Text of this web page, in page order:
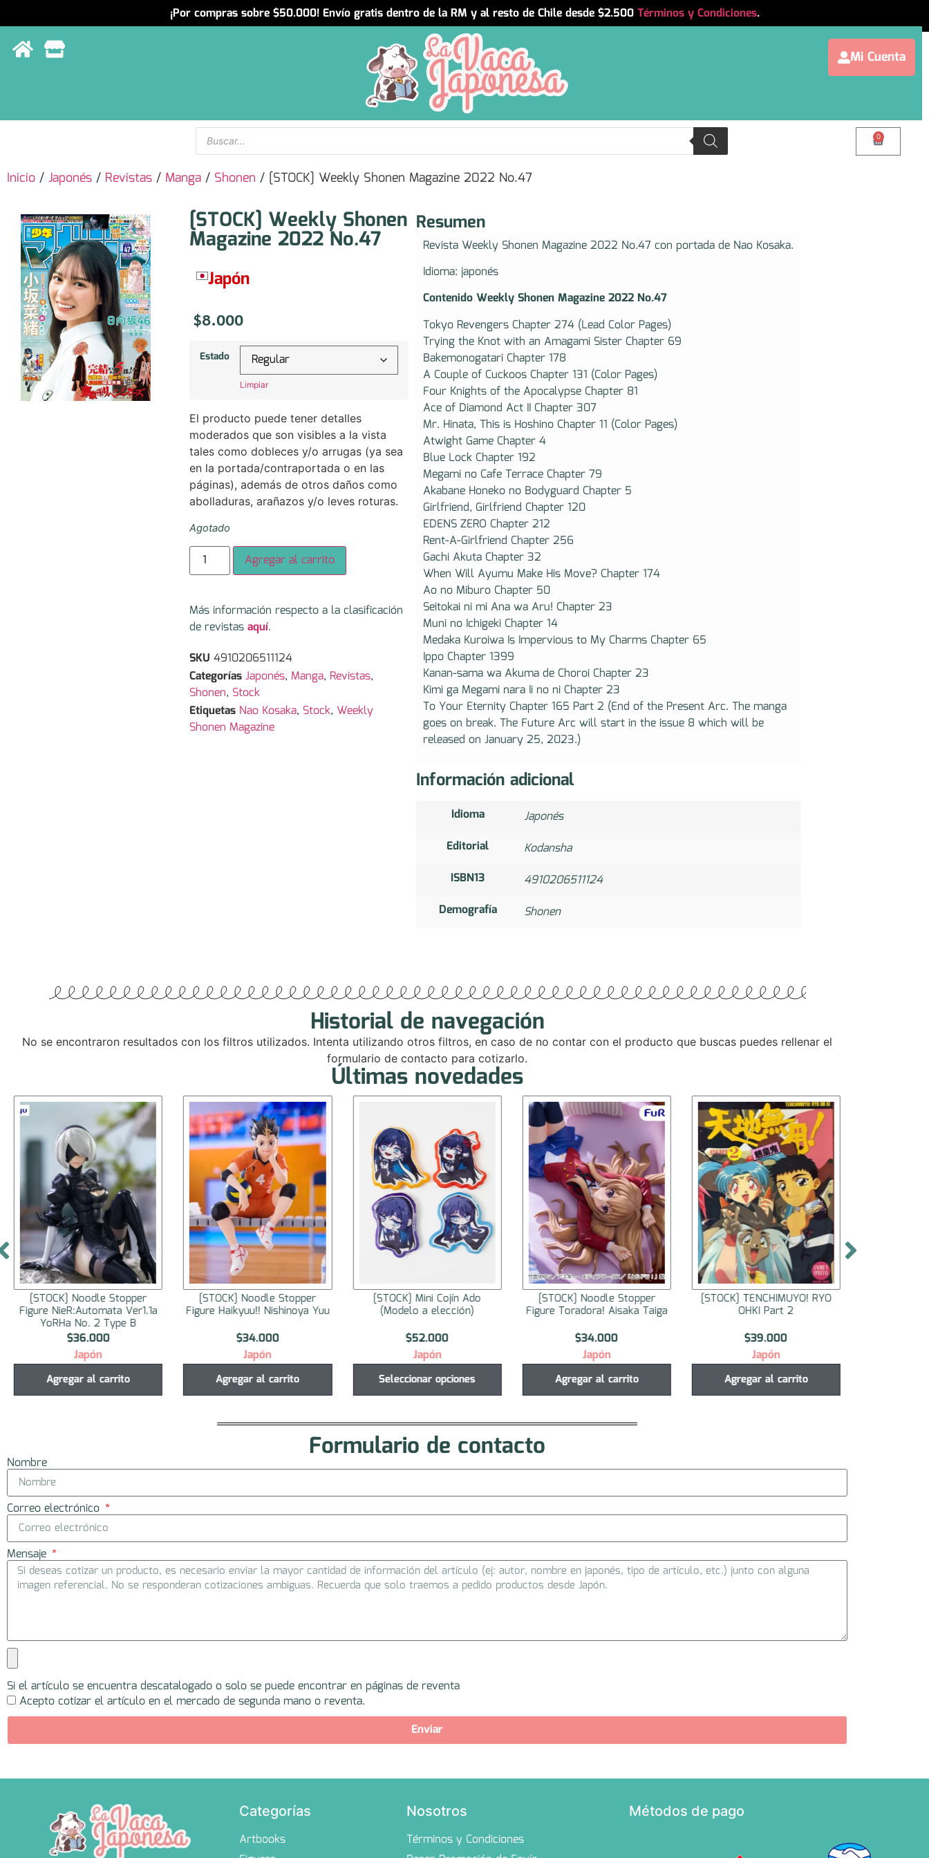
¡Por compras sobre $50.000! Envío gratis dentro de la RM y al resto de Chile desde $2.500 Términos y Condiciones.
Mi Cuenta
0
Inicio / Japonés / Revistas / Manga / Shonen / [STOCK] Weekly Shonen Magazine 2022 No.47
[STOCK] Weekly Shonen
Magazine 2022 No.47
Japón
$8.000
Estado
Limpiar
El producto puede tener detalles
moderados que son visibles a la vista
tales como dobleces y/o arrugas (ya sea
en la portada/contraportada o en las
páginas), además de otros daños como
abolladuras, arañazos y/o leves roturas.
Agotado
Agregar al carrito
Más información respecto a la clasificación
de revistas aquí.
SKU4910206511124
Categorías Japonés, Manga, Revistas,
Shonen, Stock
Etiquetas Nao Kosaka, Stock, Weekly
Shonen Magazine
Resumen
Revista Weekly Shonen Magazine 2022 No.47 con portada de Nao Kosaka.
Idioma: japonés
Contenido Weekly Shonen Magazine 2022 No.47
Tokyo Revengers Chapter 274 (Lead Color Pages)
Trying the Knot with an Amagami Sister Chapter 69
Bakemonogatari Chapter 178
A Couple of Cuckoos Chapter 131 (Color Pages)
Four Knights of the Apocalypse Chapter 81
Ace of Diamond Act II Chapter 307
Mr. Hinata, This is Hoshino Chapter 11 (Color Pages)
Atwight Game Chapter 4
Blue Lock Chapter 192
Megami no Cafe Terrace Chapter 79
Akabane Honeko no Bodyguard Chapter 5
Girlfriend, Girlfriend Chapter 120
EDENS ZERO Chapter 212
Rent-A-Girlfriend Chapter 256
Gachi Akuta Chapter 32
When Will Ayumu Make His Move? Chapter 174
Ao no Miburo Chapter 50
Seitokai ni mi Ana wa Aru! Chapter 23
Muni no Ichigeki Chapter 14
Medaka Kuroiwa Is Impervious to My Charms Chapter 65
Ippo Chapter 1399
Kanan-sama wa Akuma de Choroi Chapter 23
Kimi ga Megami nara Ii no ni Chapter 23
To Your Eternity Chapter 165 Part 2 (End of the Present Arc. The manga
goes on break. The Future Arc will start in the issue 8 which will be
released on January 25, 2023.)
Información adicional
Idioma
Japonés
Editorial
Kodansha
ISBN13
4910206511124
Demografía
Shonen
Historial de navegación
No se encontraron resultados con los filtros utilizados. Intenta utilizando otros filtros, en caso de no contar con el producto que buscas puedes rellenar el
formulario de contacto para cotizarlo.
Últimas novedades
[STOCK] Noodle Stopper
Figure NieR:Automata Ver1.1a
YoRHa No. 2 Type B
$36.000
Japón
Agregar al carrito
[STOCK] Noodle Stopper
Figure Haikyuu!! Nishinoya Yuu
$34.000
Japón
Agregar al carrito
[STOCK] Mini Cojín Ado
(Modelo a elección)
$52.000
Japón
Seleccionar opciones
[STOCK] Noodle Stopper
Figure Toradora! Aisaka Taiga
$34.000
Japón
Agregar al carrito
[STOCK] TENCHIMUYO! RYO
OHKI Part 2
$39.000
Japón
Agregar al carrito
Formulario de contacto
Nombre
Correo electrónico
Mensaje
Si el artículo se encuentra descatalogado o solo se puede encontrar en páginas de reventa
Acepto cotizar el artículo en el mercado de segunda mano o reventa.
Enviar
Categorías
Artbooks
Nosotros
Términos y Condiciones
Métodos de pago